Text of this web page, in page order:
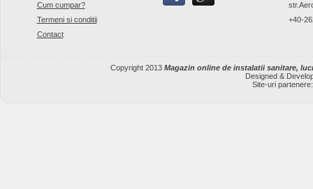
Cum cumpar?
Termeni si conditii
Contact
+40-
Copyright 2013 Magazin online de instalatii sanitare,
Designed &
Site-uri